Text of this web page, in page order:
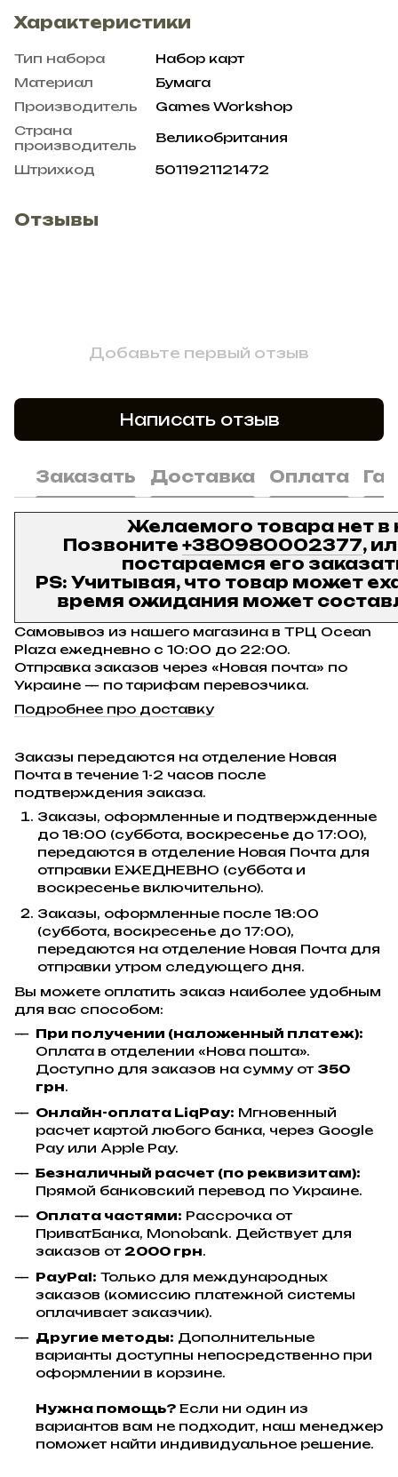
Характеристики
Тип набора
Набор карт
Материал
Бумага
Производитель
Games Workshop
Страна
производитель
Великобритания
Штрихкод 5011921121472
Отзывы
Добавьте первый отзыв
Написать отзыв
Заказать Доставка Оплата
Желаемого товара нет в
Позвоните +380980002377,
постараемся его
PS: Учитывая, что товар может
время ожидания может
Самовывоз из нашего магазина в ТРЦ Ocean
Plaza ежедневно с 10:00 до 22:00.
Отправка заказов через «Новая почта» по
Украине — по тарифам перевозчика.
Подробнее про доставку
Заказы передаются на отделение Новая
Почта в течение 1-2 часов после
подтверждения заказа.
Заказы, оформленные и подтвержденные
до 18:00 (суббота, воскресенье до 17:00),
передаются в отделение Новая Почта для
отправки ЕЖЕДНЕВНО (суббота и
воскресенье включительно).
Заказы, оформленные после 18:00
(суббота, воскресенье до 17:00),
передаются на отделение Новая Почта для
отправки утром следующего дня.
Вы можете оплатить заказ наиболее удобным
для вас способом:
При получении (наложенный платеж):
Оплата в отделении «Нова пошта».
Доступно для заказов на сумму от 350
грн.
Онлайн-оплата LiqPay: Мгновенный
расчет картой любого банка, через Google
Pay или Apple Pay.
Безналичный расчет (по реквизитам):
Прямой банковский перевод по Украине.
Оплата частями: Рассрочка от
ПриватБанка, Monobank. Действует для
заказов от 2000 грн.
PayPal: Только для международных
заказов (комиссию платежной системы
оплачивает заказчик).
Другие методы: Дополнительные
варианты доступны непосредственно при
оформлении в корзине.
Нужна помощь? Если ни один из
вариантов вам не подходит, наш менеджер
поможет найти индивидуальное решение.